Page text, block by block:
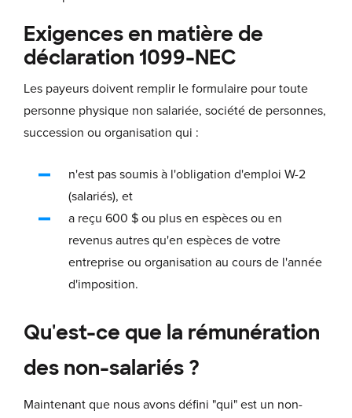
Exigences en matière de
déclaration 1099-NEC
Les payeurs doivent remplir le formulaire pour toute
personne physique non salariée, société de personnes,
succession ou organisation qui :
n'est pas soumis à l'obligation d'emploi W-2
(salariés), et
a reçu 600 $ ou plus en espèces ou en
revenus autres qu'en espèces de votre
entreprise ou organisation au cours de l'année
d'imposition.
Qu'est-ce que la rémunération
des non-salariés ?
Maintenant que nous avons défini "qui" est un non-